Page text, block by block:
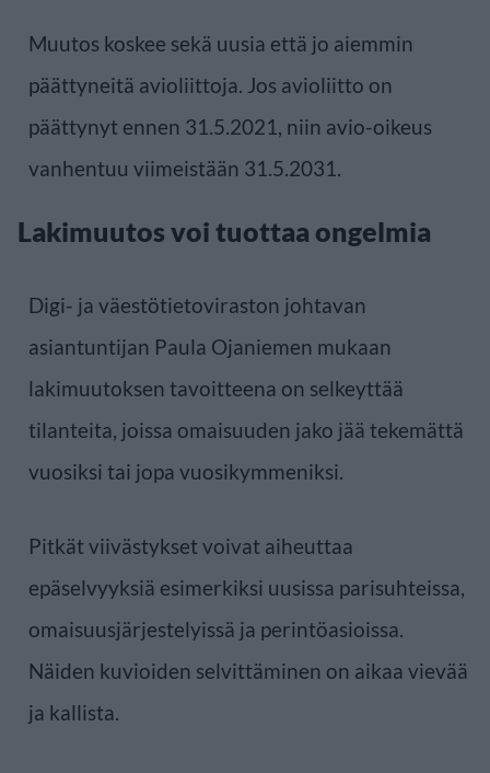
Muutos koskee sekä uusia että jo aiemmin
päättyneitä avioliittoja. Jos avioliitto on
päättynyt ennen 31.5.2021, niin avio-oikeus
vanhentuu viimeistään 31.5.2031.
Lakimuutos voi tuottaa ongelmia
Digi- ja väestötietoviraston johtavan
asiantuntijan Paula Ojaniemen mukaan
lakimuutoksen tavoitteena on selkeyttää
tilanteita, joissa omaisuuden jako jää tekemättä
vuosiksi tai jopa vuosikymmeniksi.
Pitkät viivästykset voivat aiheuttaa
epäselvyyksiä esimerkiksi uusissa parisuhteissa,
omaisuusjärjestelyissä ja perintöasioissa.
Näiden kuvioiden selvittäminen on aikaa vievää
ja kallista.